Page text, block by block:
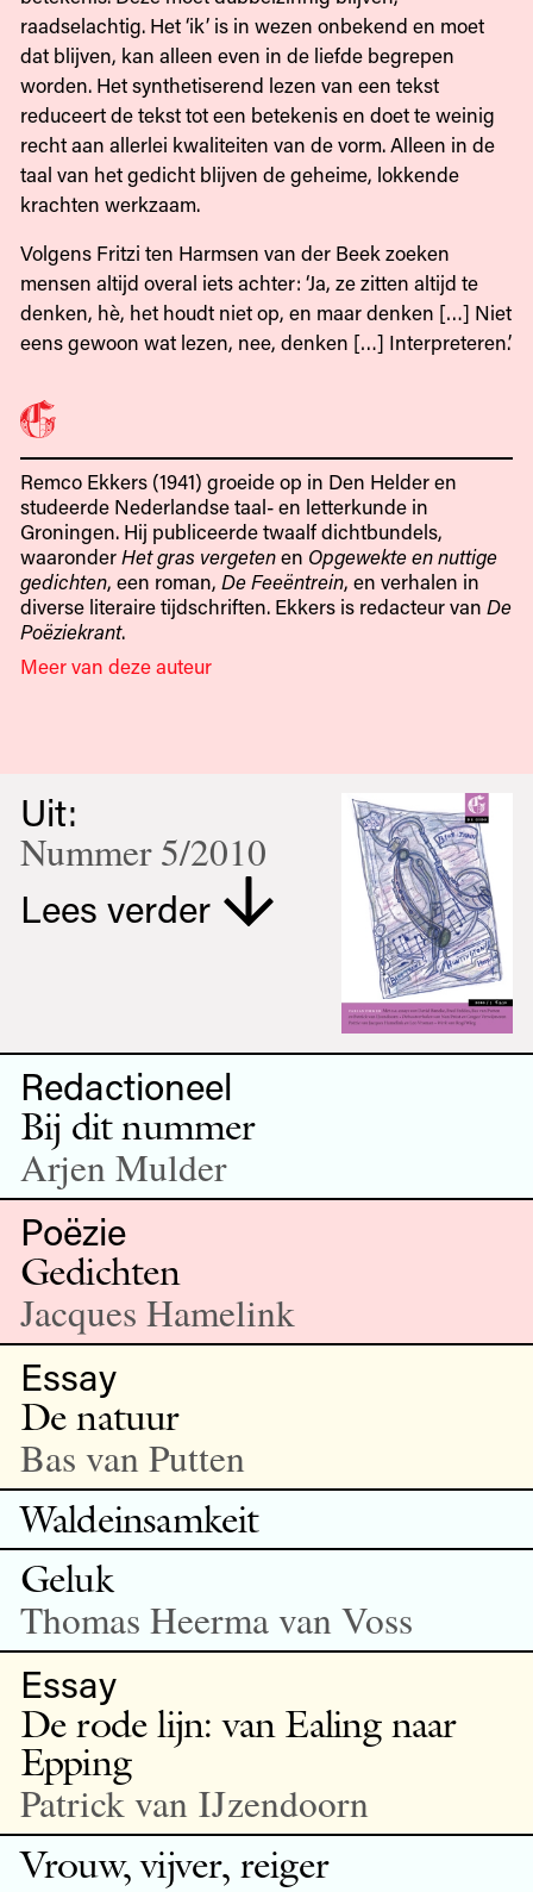
raadselachtig. Het ‘ik’ is in wezen onbekend en moet
dat blijven, kan alleen even in de liefde begrepen
worden. Het synthetiserend lezen van een tekst
reduceert de tekst tot een betekenis en doet te weinig
recht aan allerlei kwaliteiten van de vorm. Alleen in de
taal van het gedicht blijven de geheime, lokkende
krachten werkzaam.
Volgens Fritzi ten Harmsen van der Beek zoeken
mensen altijd overal iets achter: ‘Ja, ze zitten altijd te
denken, hè, het houdt niet op, en maar denken […] Niet
eens gewoon wat lezen, nee, denken […] Interpreteren.’
Remco Ekkers (1941) groeide op in Den Helder en
studeerde Nederlandse taal- en letterkunde in
Groningen. Hij publiceerde twaalf dichtbundels,
waaronderHet gras vergetenen Opgewekte en nuttige
gedichten, een roman, De Feeëntrein, en verhalen in
diverse literaire tijdschriften. Ekkers is redacteur van De
Poëziekrant.
Meer van deze auteur
Uit:
Nummer 5/2010
Lees verder
Redactioneel
Bij dit nummer
Arjen Mulder
Poëzie
Gedichten
Jacques Hamelink
Essay
De natuur
Bas van Putten
Waldeinsamkeit
Geluk
Thomas Heerma van Voss
Essay
De rode lijn: van Ealing naar
Epping
Patrick van IJzendoorn
Vrouw, vijver, reiger